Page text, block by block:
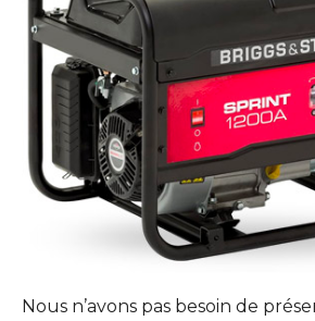
Nous n’avons pas besoin de